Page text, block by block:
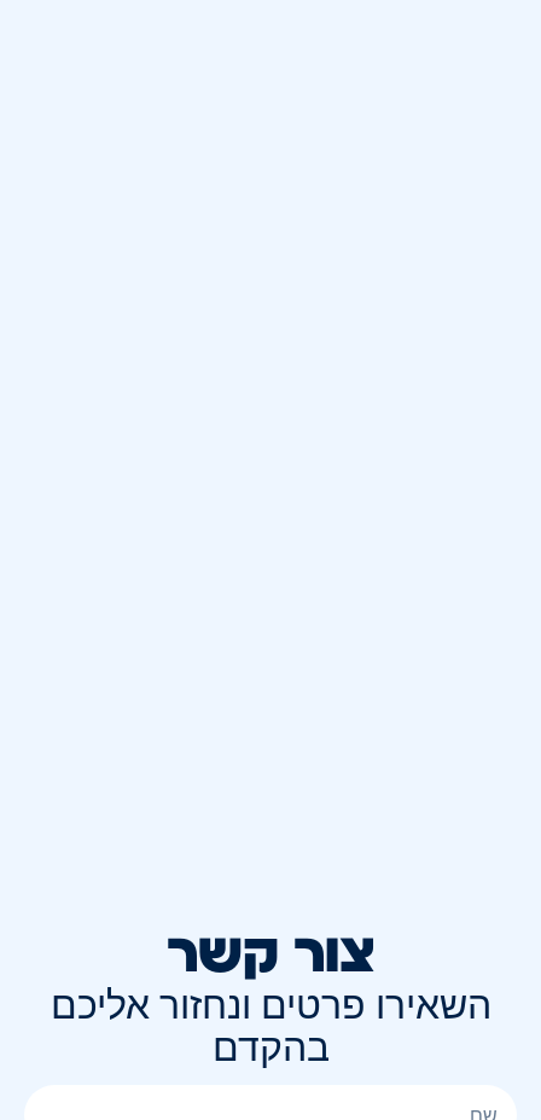
צור קשר
השאירו פרטים ונחזור אליכם
בהקדם